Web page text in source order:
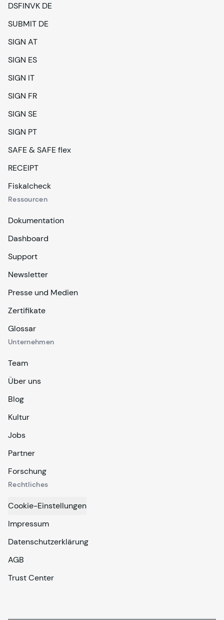
DSFINVK DE
SUBMIT DE
SIGN AT
SIGN ES
SIGN IT
SIGN FR
SIGN SE
SIGN PT
SAFE & SAFE flex
RECEIPT
Fiskalcheck
Ressourcen
Dokumentation
Dashboard
Support
Newsletter
Presse und Medien
Zertifikate
Glossar
Unternehmen
Team
Über uns
Blog
Kultur
Jobs
Partner
Forschung
Rechtliches
Cookie-Einstellungen
Impressum
Datenschutzerklärung
AGB
Trust Center